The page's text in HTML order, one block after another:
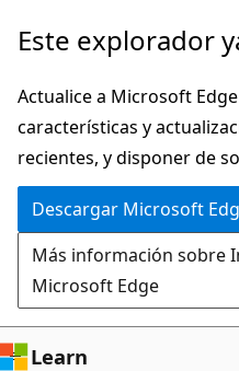
Ir
contenido
principal
Este explorador
Actualice a Microsoft
características y
recientes, y disponer de
Descargar Microsoft
Más información sobre
Microsoft Edge
Learn